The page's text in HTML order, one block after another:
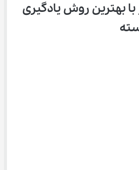
با بهترین روش یادگیری